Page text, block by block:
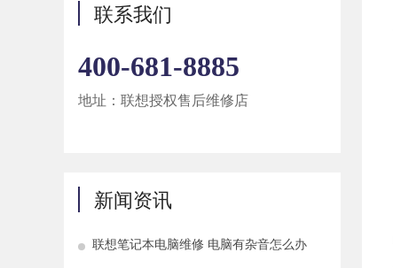
联系我们
400-681-8885
地址：联想授权售后维修店
新闻资讯
联想笔记本电脑维修 电脑有杂音怎么办